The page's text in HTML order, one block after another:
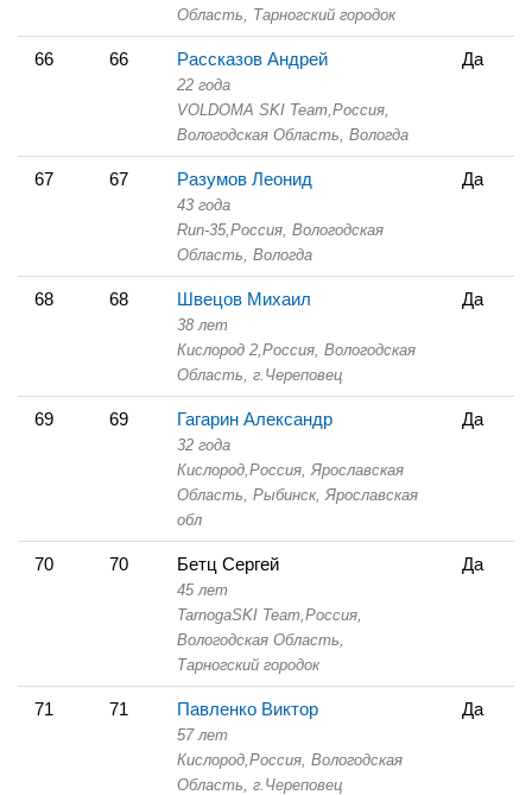
Область, Тарногский городок
66 66 Рассказов Андрей
22 года
VOLDOMA SKI Team, Россия,
Вологодская Область, Вологда
Да
67 67 Разумов Леонид
43 года
Run-35, Россия, Вологодская
Область, Вологда
Да
68 68 Швецов Михаил
38 лет
Кислород 2, Россия, Вологодская
Область, г.Череповец
Да
69 69 Гагарин Александр
32 года
Кислород, Россия, Ярославская
Область, Рыбинск, Ярославская
обл
Да
70 70 Бетц Сергей
45 лет
TarnogaSKI Team, Россия,
Вологодская Область,
Тарногский городок
Да
71 71 Павленко Виктор
57 лет
Кислород, Россия, Вологодская
Область, г.Череповец
Да